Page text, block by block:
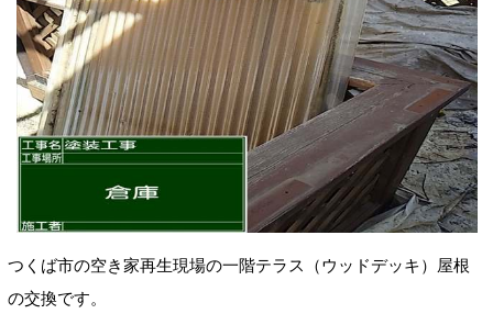
つくば市の空き家再生現場の一階テラス（ウッドデッキ）屋根
の交換です。